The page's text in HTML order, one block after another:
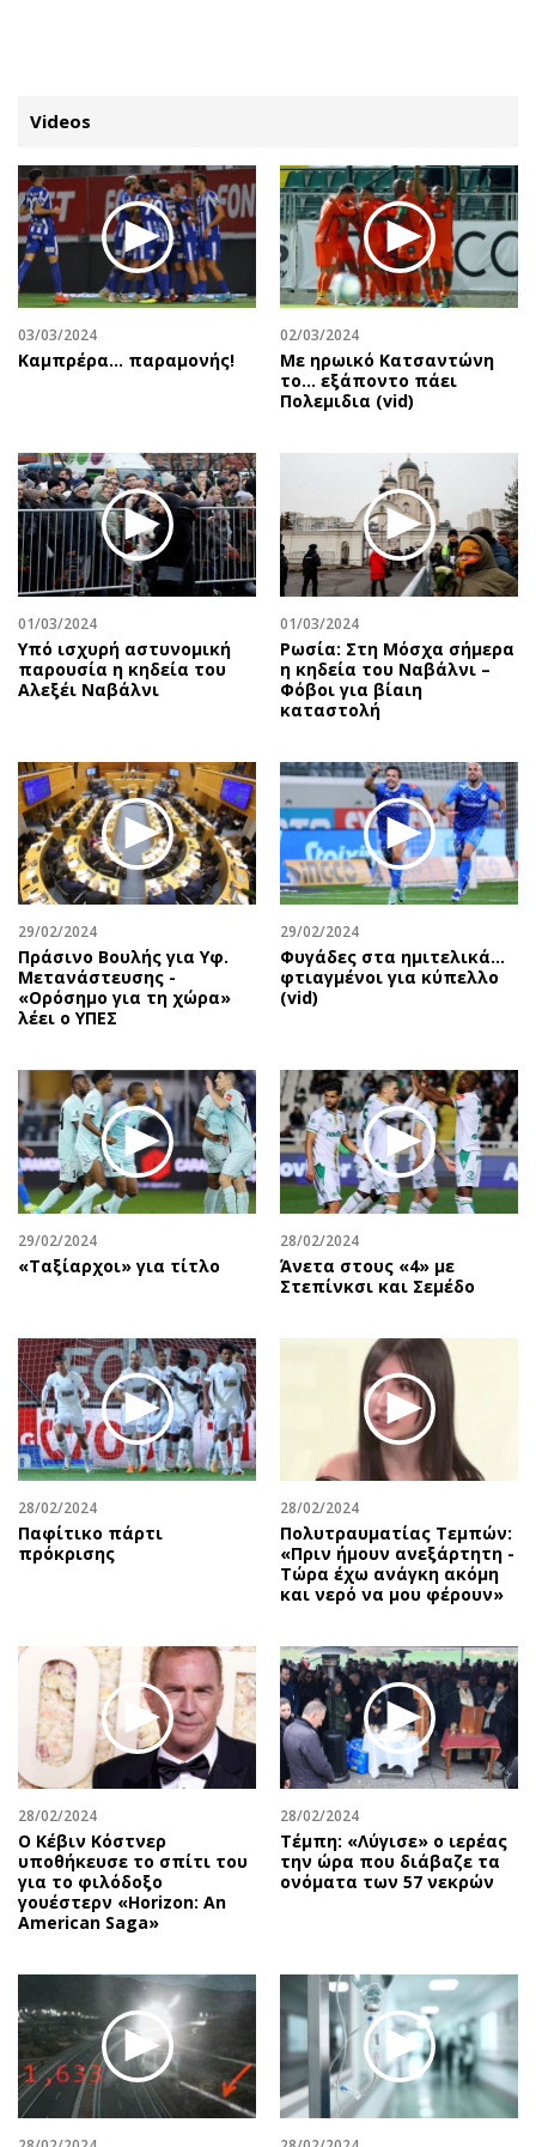
ΚΑΤΗΓΟΡΙΕΣ ΣΥΝΔΕΣΗ
Κύπρος
Παιδεία
Υγεία
Πολιτική
Προεδρικές 2023
Δημοσκοπήσεις
Διπλωματία
Αθλητισμός
Κύπρος
Ελλάδα
Διεθνή
Κληρώσεις Allwyn
Οικονομία
Real Estate
Επιχειρήσεις
Αγορές
Money Review
AstroBank Properties
Trends
Ενέργεια
Περιβάλλον
Ελλάδα
Κόσμος
Παράξενα
Πολιτισμός
Σινεμά
Εικαστικά
Βιβλίο
Χειρόγραφα
Απόψεις
Αρθρογραφία
The Hill
Υγεία
Αγγελίες
Πωλούνται
Ζητούν εργασία
Θέσεις εργασίας
Geek
Νέα
Κινητά-tablets
Social
Αυτοκίνηση
Πολιτική
Οικονομία
Γενικά
Αναδρομές
Πρόσωπα
Περιβάλλον
Good Life
Γυναίκα
Ταξίδια
Συνταγές
Έξοδος
Media
Εκπομπές
Wine routes
Podcasts
Προσφορές
Προσωπικότητες στην ''Κ''
Επιστολές
Videos
03/03/2024
Καμπρέρα… παραμονής!
02/03/2024
Με ηρωικό Κατσαντώνη
το... εξάποντο πάει
Πολεμιδια (vid)
01/03/2024
Υπό ισχυρή αστυνομική
παρουσία η κηδεία του
Αλεξέι Ναβάλνι
01/03/2024
Ρωσία: Στη Μόσχα σήμερα
η κηδεία του Ναβάλνι –
Φόβοι για βίαιη
καταστολή
29/02/2024
Πράσινο Βουλής για Υφ.
Μετανάστευσης -
«Ορόσημο για τη χώρα»
λέει ο ΥΠΕΣ
29/02/2024
Φυγάδες στα ημιτελικά…
φτιαγμένοι για κύπελλο
(vid)
29/02/2024
«Ταξίαρχοι» για τίτλο
28/02/2024
Άνετα στους «4» με
Στεπίνκσι και Σεμέδο
28/02/2024
Παφίτικο πάρτι
πρόκρισης
28/02/2024
Πολυτραυματίας Τεμπών:
«Πριν ήμουν ανεξάρτητη -
Τώρα έχω ανάγκη ακόμη
και νερό να μου φέρουν»
28/02/2024
Ο Κέβιν Κόστνερ
υποθήκευσε το σπίτι του
για το φιλόδοξο
γουέστερν «Horizon: An
American Saga»
28/02/2024
Τέμπη: «Λύγισε» ο ιερέας
την ώρα που διάβαζε τα
ονόματα των 57 νεκρών